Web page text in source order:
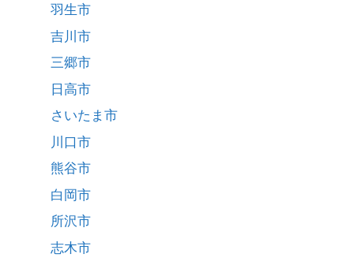
羽生市
吉川市
三郷市
日高市
さいたま市
川口市
熊谷市
白岡市
所沢市
志木市